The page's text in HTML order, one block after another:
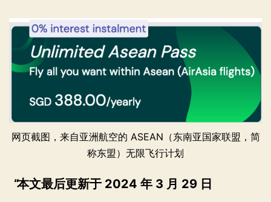
网页截图，来自亚洲航空的 ASEAN（东南亚国家联盟，简
称东盟）无限飞行计划
本文最后更新于 2024 年 3 月 29 日